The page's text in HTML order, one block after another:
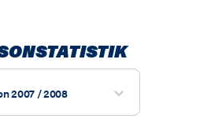
2007 / 2008